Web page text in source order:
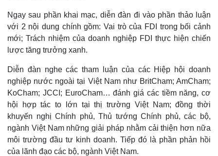
Ngay sau phần khai mạc, diễn đàn đi vào phần thảo luận
với 2 nội dung chính gồm: Vai trò của FDI trong bối cảnh
mới; Trách nhiệm của doanh nghiệp FDI thực hiện chiến
lược tăng trưởng xanh.
Diễn đàn nghe các tham luận của các Hiệp hội doanh
nghiệp nước ngoài tại Việt Nam như BritCham; AmCham;
KoCham; JCCI; EuroCham… đánh giá các tiềm năng, cơ
hội hợp tác to lớn tại thị trường Việt Nam; đồng thời
khuyến nghị Chính phủ, Thủ tướng Chính phủ, các bộ,
ngành Việt Nam những giải pháp nhằm cải thiện hơn nữa
môi trường đầu tư kinh doanh. Tiếp đó là phần phản hồi
của lãnh đạo các bộ, ngành Việt Nam.